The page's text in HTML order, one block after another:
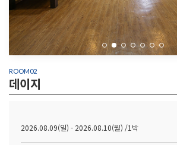
ROOM02
데이지
2026.08.09(일) - 2026.08.10(월) /1박